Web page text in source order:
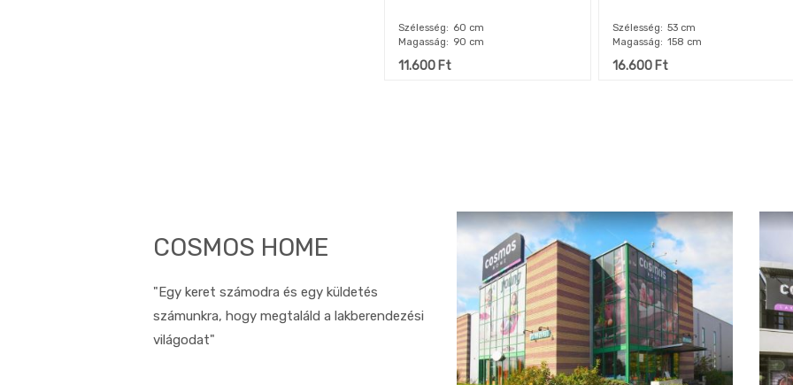
Szélesség
60 cm
Magasság
90 cm
11.600Ft
Szélesség
53 cm
Magasság
158 cm
16.600 Ft
COSMOS HOME
"Egy keret számodra és egy küldetés
számunkra, hogy megtaláld a lakberendezési
világodat"